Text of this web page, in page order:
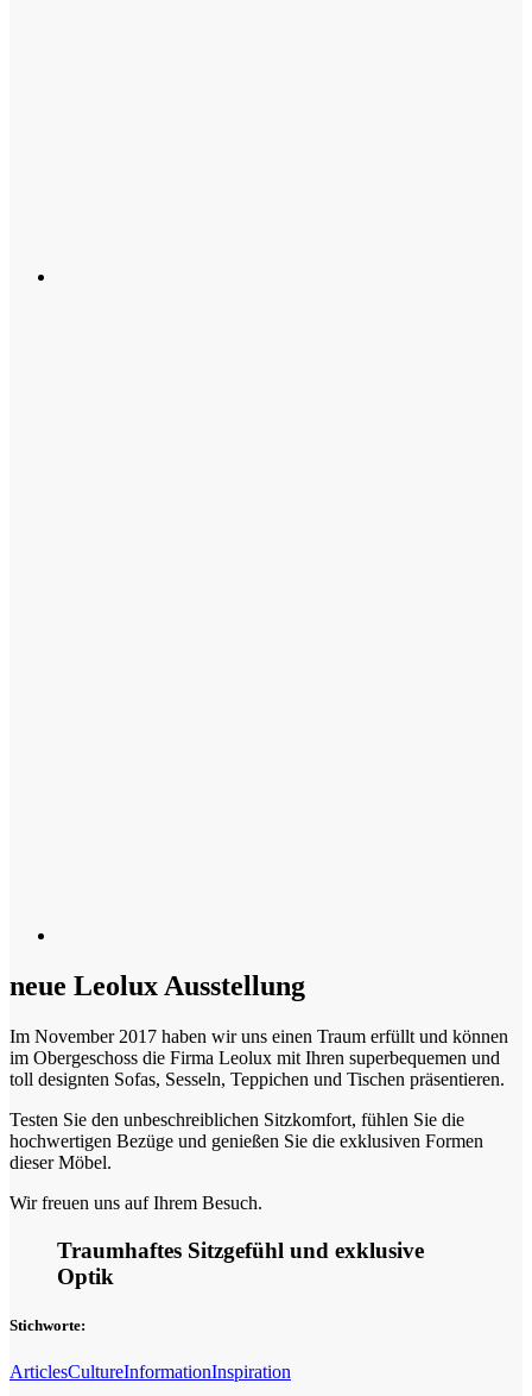
neue Leolux Ausstellung
Im November 2017 haben wir uns einen Traum erfüllt und können
im Obergeschoss die Firma Leolux mit Ihren superbequemen und
toll designten Sofas, Sesseln, Teppichen und Tischen präsentieren.
Testen Sie den unbeschreiblichen Sitzkomfort, fühlen Sie die
hochwertigen Bezüge und genießen Sie die exklusiven Formen
dieser Möbel.
Wir freuen uns auf Ihrem Besuch.
Traumhaftes Sitzgefühl und exklusive
Optik
Stichworte:
ArticlesCultureInformationInspiration